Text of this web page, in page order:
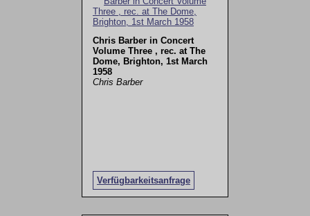
Chris Barber in Concert
Volume Three , rec. at The
Dome, Brighton, 1st March
1958
Chris Barber
Verfügbarkeitsanfrage